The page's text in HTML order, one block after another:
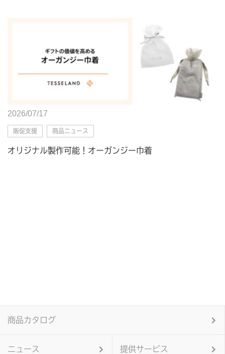
2026/07/17
販促支援 商品ニュース
オリジナル製作可能！オーガンジー巾着
商品カタログ
ニュース 提供サービス